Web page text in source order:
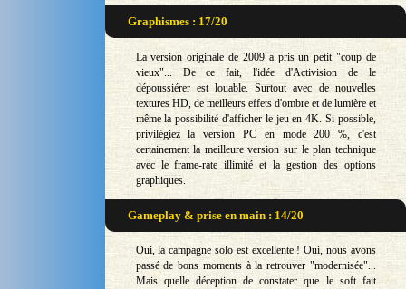
Graphismes : 17/20
La version originale de 2009 a pris un petit "coup de
vieux"... De ce fait, l'idée d'Activision de le
dépoussiérer est louable. Surtout avec de nouvelles
textures HD, de meilleurs effets d'ombre et de lumière et
même la possibilité d'afficher le jeu en 4K. Si possible,
privilégiez la version PC en mode 200 %, c'est
certainement la meilleure version sur le plan technique
avec le frame-rate illimité et la gestion des options
graphiques.
Gameplay & prise en main : 14/20
Oui, la campagne solo est excellente ! Oui, nous avons
passé de bons moments à la retrouver "modernisée"...
Mais quelle déception de constater que le soft fait